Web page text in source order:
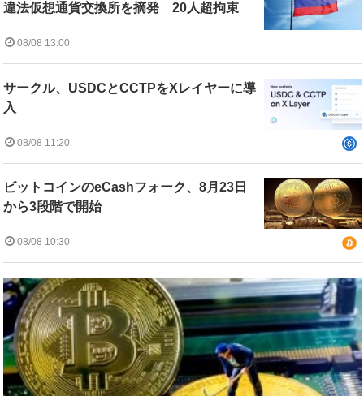
違法仮想通貨交換所を摘発 20人超拘束
08/08 13:00
サークル、USDCとCCTPをXレイヤーに導
入
08/08 11:20
ビットコインのeCashフォーク、8月23日
から3段階で開始
08/08 10:30